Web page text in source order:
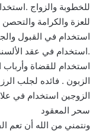
للخطوبة والزواج
للعزة والكرامة
استخدام في القبول
.استخدام في عقد
استخدام للقضاة
الزبون . فائده لجلب
الزوجين استخدام في
سحر المعقود
ونتمني من الله أن تعم